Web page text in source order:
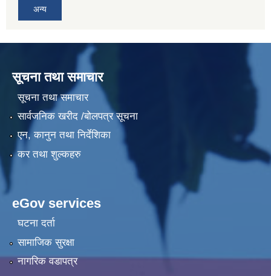
अन्य
सूचना तथा समाचार
सूचना तथा समाचार
सार्वजनिक खरीद /बोलपत्र सूचना
एन, कानुन तथा निर्देशिका
कर तथा शुल्कहरु
eGov services
घटना दर्ता
सामाजिक सुरक्षा
नागरिक वडापत्र